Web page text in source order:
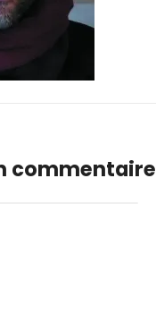
commentaire